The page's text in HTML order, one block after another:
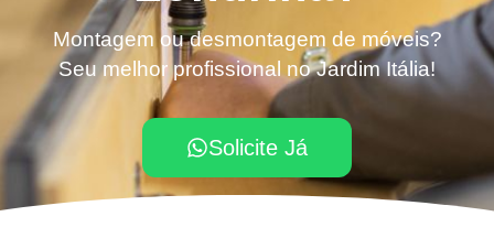
Montagem ou desmontagem de móveis?
Seu melhor profissional no Jardim Itália!
Solicite Já